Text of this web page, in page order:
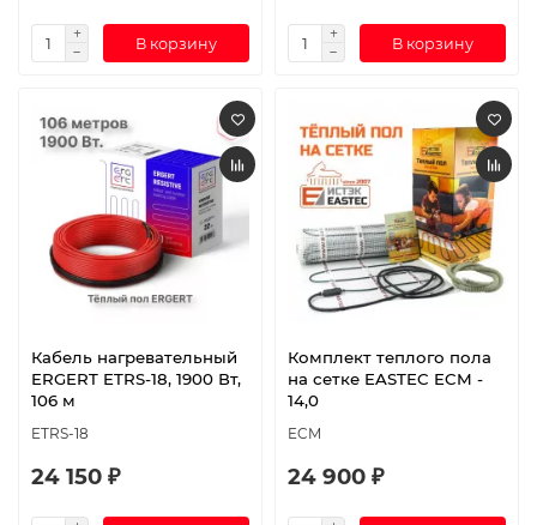
В корзину В корзину
Кабель нагревательный
ERGERT ETRS-18, 1900 Вт,
106 м
ETRS-18
24 150 ₽
Комплект теплого пола
на сетке EASTEC ECM -
14,0
ECM
24 900 ₽